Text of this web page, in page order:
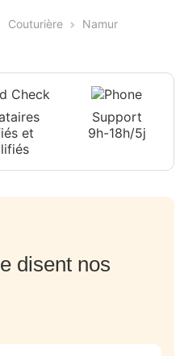
Couturière
Namur
et
Support
9h-18h/5j
disent nos